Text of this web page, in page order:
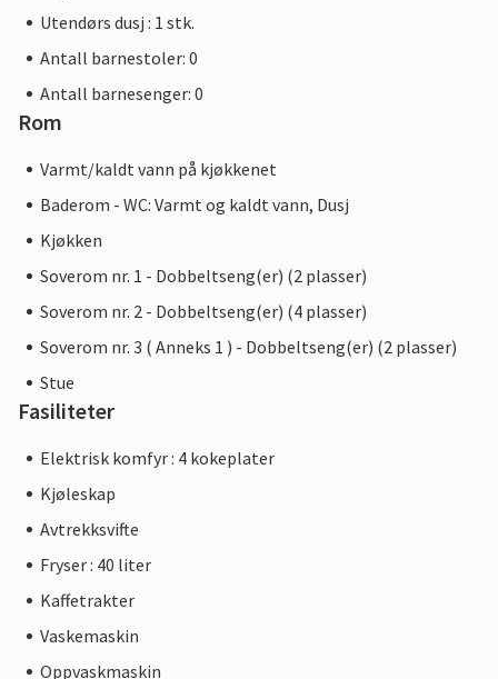
Utendørs dusj : 1 stk.
Antall barnestoler: 0
Antall barnesenger: 0
Rom
Varmt/kaldt vann på kjøkkenet
Baderom - WC: Varmt og kaldt vann, Dusj
Kjøkken
Soverom nr. 1 - Dobbeltseng(er) (2 plasser)
Soverom nr. 2 - Dobbeltseng(er) (4 plasser)
Soverom nr. 3 ( Anneks 1 ) - Dobbeltseng(er) (2 plasser)
Stue
Fasiliteter
Elektrisk komfyr : 4 kokeplater
Kjøleskap
Avtrekksvifte
Fryser : 40 liter
Kaffetrakter
Vaskemaskin
Oppvaskmaskin